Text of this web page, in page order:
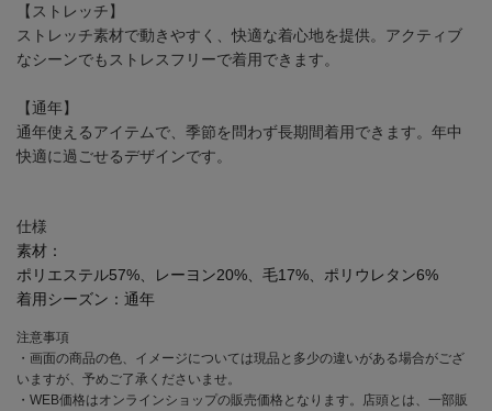
【ストレッチ】
ストレッチ素材で動きやすく、快適な着心地を提供。アクティブ
なシーンでもストレスフリーで着用できます。
【通年】
通年使えるアイテムで、季節を問わず長期間着用できます。年中
快適に過ごせるデザインです。
仕様
素材：
ポリエステル57%、レーヨン20%、毛17%、ポリウレタン6%
着用シーズン： 通年
注意事項
・画面の商品の色、イメージについては現品と多少の違いがある場合がござ
いますが、予めご了承くださいませ。
・WEB価格はオンラインショップの販売価格となります。店頭とは、一部販